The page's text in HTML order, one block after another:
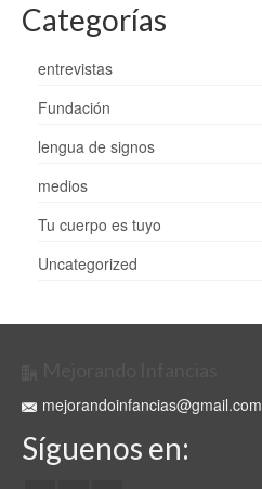
Categorías
entrevistas
Fundación
lengua de signos
medios
Tu cuerpo es tuyo
Uncategorized
mejorandoinfancias@gmail.com
Síguenos en: